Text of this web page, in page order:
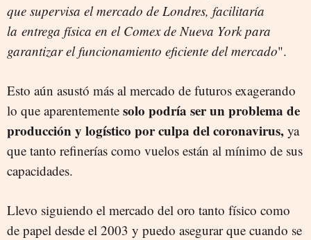
que supervisa el mercado de Londres, facilitaría
la entrega física en el Comex de Nueva York para
garantizar el funcionamiento eficiente del mercado".
Esto aún asustó más al mercado de futuros exagerando
lo que aparentemente solo podría ser un problema de
producción y logístico por culpa del coronavirus, ya
que tanto refinerías como vuelos están al mínimo de sus
capacidades.
Llevo siguiendo el mercado del oro tanto físico como
de papel desde el 2003 y puedo asegurar que cuando se